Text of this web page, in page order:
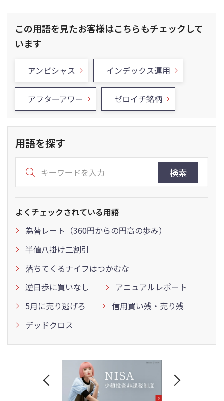
この用語を見たお客様はこちらもチェックして
います
アンビシャス インデックス運用
アフターアワー ゼロイチ銘柄
用語を探す
検索
よくチェックされている用語
為替レート（360円からの円高の歩み）
半値八掛け二割引
落ちてくるナイフはつかむな
逆日歩に買いなし
アニュアルレポート
5月に売り逃げろ
信用買い残・売り残
デッドクロス